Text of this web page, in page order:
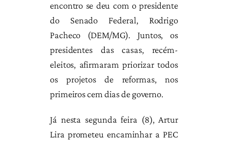
encontro se deu com o presidente
do Senado Federal, Rodrigo
Pacheco (DEM/MG). Juntos, os
presidentes das casas, recém-
eleitos, afirmaram priorizar todos
os projetos de reformas, nos
primeiros cem dias de governo.
Já nesta segunda feira (8), Artur
Lira prometeu encaminhar a PEC